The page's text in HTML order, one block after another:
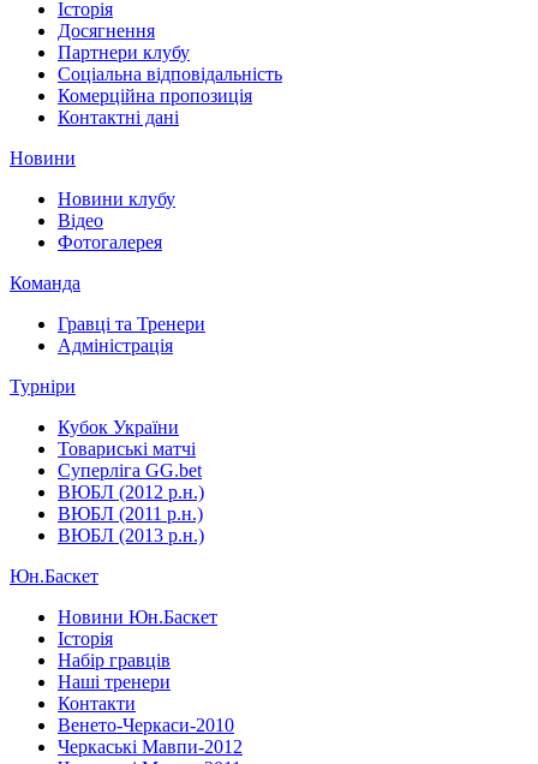
Історія
Досягнення
Партнери клубу
Соціальна відповідальність
Комерційна пропозиція
Контактні дані
Новини
Новини клубу
Відео
Фотогалерея
Команда
Гравці та Тренери
Адміністрація
Турніри
Кубок України
Товариські матчі
Суперліга GG.bet
ВЮБЛ (2012 р.н.)
ВЮБЛ (2011 р.н.)
ВЮБЛ (2013 р.н.)
Юн.Баскет
Новини Юн.Баскет
Історія
Набір гравців
Наші тренери
Контакти
Венето-Черкаси-2010
Черкаські Мавпи-2012